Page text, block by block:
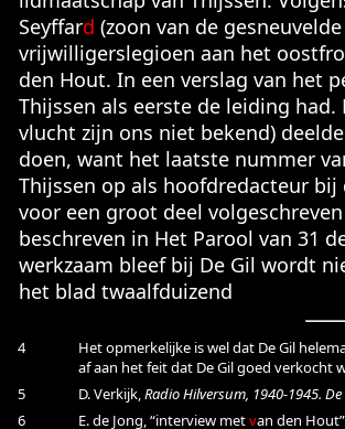
Seyffard (zoon van de
vrijwilligerslegioen aan het
den Hout. In een verslag van het
Thijssen als eerste de leiding
vlucht zijn ons niet bekend)
doen, want het laatste nummer
Thijssen op als hoofdredacteur
voor een groot deel
beschreven in Het Parool van 31
werkzaam bleef bij De Gil wordt
het blad twaalfduizend
4 Het opmerkelijke is wel dat De Gil
af aan het feit dat De Gil goed verkocht
5
D. Verkijk,Radio Hilversum, 1940-1945.
6
E. de Jong, “interview metvan den